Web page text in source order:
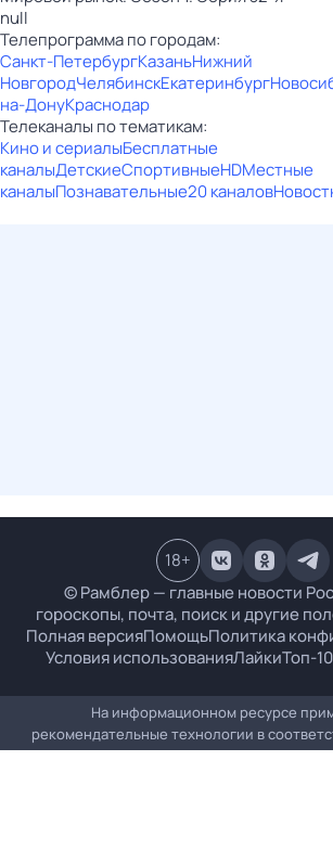
null
Телепрограмма по городам:
Санкт-ПетербургКазаньНижний
НовгородЧелябинскЕкатеринбург
на-ДонуКраснодар
Телеканалы по тематикам:
Кино и сериалыБесплатные
каналыДетскиеСпортивныеHDМестные
каналыПознавательные20 каналов
© Рамблер — главные новости
гороскопы, почта, поиск и другие
Полная версияПомощьПолитика
Условия использованияЛайкиТоп-
18+
На информационном ресурсе
рекомендательные технологии в